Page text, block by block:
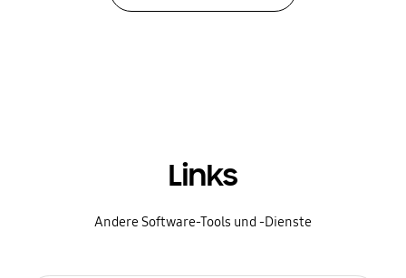
Links
Andere Software-Tools und -Dienste